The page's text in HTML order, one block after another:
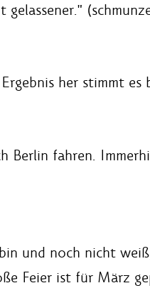
her stimmt es
Berlin fahren.
und noch nicht
Feier ist für März